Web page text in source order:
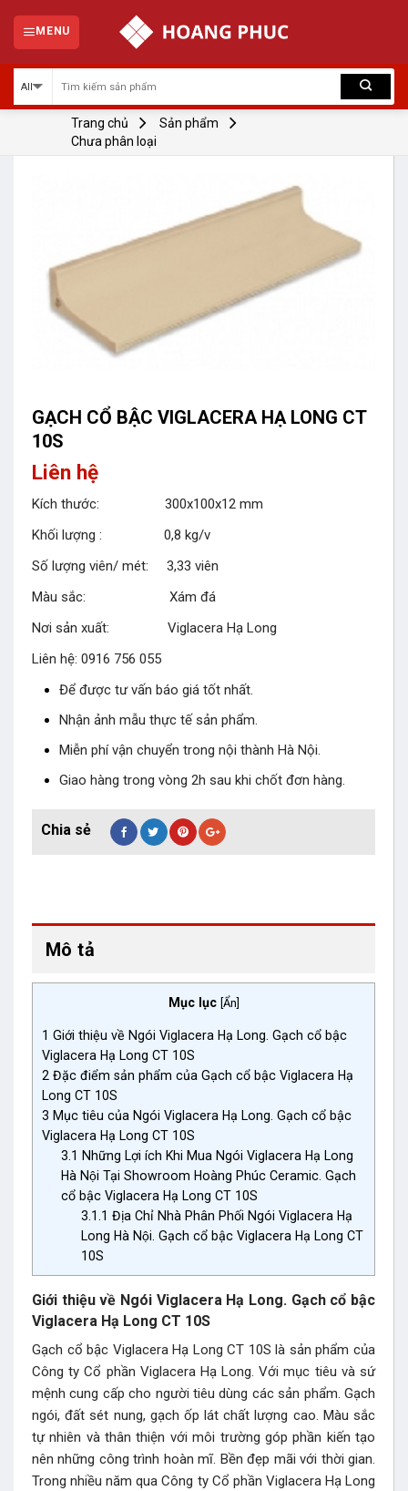
content
MENU
Trang chủ
Sản phẩm
Chưa phân loại
GẠCH CỔ BẬC VIGLACERA HẠ LONG CT
10S
Liên hệ
Kích thước: 300x100x12 mm
Khối lượng : 0,8 kg/v
Số lượng viên/ mét: 3,33 viên
Màu sắc: Xám đá
Nơi sản xuất: Viglacera Hạ Long
Liên hệ: 0916 756 055
Để được tư vấn báo giá tốt nhất.
Nhận ảnh mẫu thực tế sản phẩm.
Miễn phí vận chuyển trong nội thành Hà Nội.
Giao hàng trong vòng 2h sau khi chốt đơn hàng.
Mô tả
Mục lục [Ẩn]
1 Giới thiệu về Ngói Viglacera Hạ Long. Gạch cổ bậc
Viglacera Hạ Long CT 10S
2 Đặc điểm sản phẩm của Gạch cổ bậc Viglacera Hạ
Long CT 10S
3 Mục tiêu của Ngói Viglacera Hạ Long. Gạch cổ bậc
Viglacera Hạ Long CT 10S
3.1 Những Lợi ích Khi Mua Ngói Viglacera Hạ Long
Hà Nội Tại Showroom Hoàng Phúc Ceramic. Gạch
cổ bậc Viglacera Hạ Long CT 10S
3.1.1 Địa Chỉ Nhà Phân Phối Ngói Viglacera Hạ
Long Hà Nội. Gạch cổ bậc Viglacera Hạ Long CT
10S
Giới thiệu về Ngói Viglacera Hạ Long. Gạch cổ bậc
Viglacera Hạ Long CT 10S
Gạch cổ bậc Viglacera Hạ Long CT 10S là sản phẩm của
Công ty Cổ phần Viglacera Hạ Long. Với mục tiêu và sứ
mệnh cung cấp cho người tiêu dùng các sản phẩm. Gạch
ngói, đất sét nung, gạch ốp lát chất lượng cao. Màu sắc
tự nhiên và thân thiện với môi trường góp phần kiến tạo
nên những công trình hoàn mĩ. Bền đẹp mãi với thời gian.
Trong nhiều năm qua Công ty Cổ phần Viglacera Hạ Long